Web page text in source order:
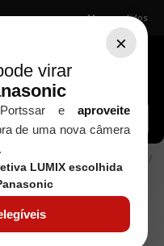
×
virar
e aproveite
de uma nova câmera
LUMIX escolhida
Meus pedidos
L Braket Para Fujfilm GFX 50R /